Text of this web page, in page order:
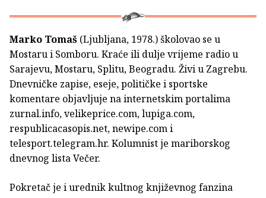
Marko Tomaš (Ljubljana, 1978.) školovao se u
Mostaru i Somboru. Kraće ili dulje vrijeme radio u
Sarajevu, Mostaru, Splitu, Beogradu. Živi u Zagrebu.
Dnevničke zapise, eseje, političke i sportske
komentare objavljuje na internetskim portalima
zurnal.info, veli­keprice.com, lupiga.com,
respublicacasopis.net, newipe.com i
telesport.telegram.hr. Kolumnist je mariborskog
dnevnog lista Večer.
Pokretač je i urednik kultnog književnog fanzina